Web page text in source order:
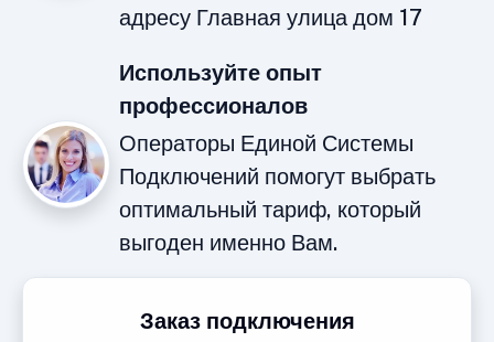
адресу Главная улица дом 17
Используйте опыт
профессионалов
Операторы Единой Системы
Подключений помогут выбрать
оптимальный тариф, который
выгоден именно Вам.
Заказ подключения